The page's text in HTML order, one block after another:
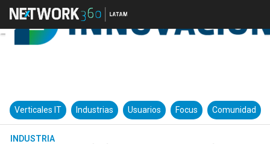
Verticales IT Industrias Usuarios Focus Comunidad
INDUSTRIA